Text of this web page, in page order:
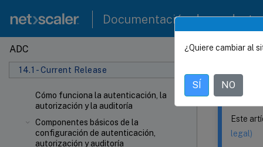
Documentación de
ADC
14.1 - Current Release
Cómo funciona la autenticación, la
autorización y la auditoría
Componentes básicos de la
configuración de autenticación,
autorización y auditoría
Este
Este
legal)
¿Quiere cambiar al
SÍ NO